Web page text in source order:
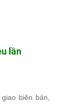
lần
biên bản,